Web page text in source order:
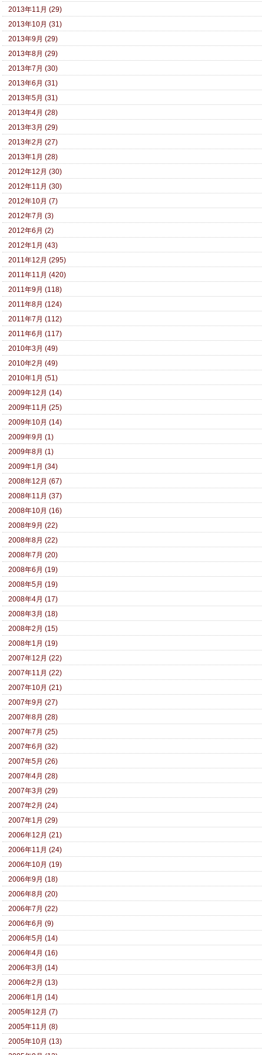
2013年11月 (29)
2013年10月 (31)
2013年9月 (29)
2013年8月 (29)
2013年7月 (30)
2013年6月 (31)
2013年5月 (31)
2013年4月 (28)
2013年3月 (29)
2013年2月 (27)
2013年1月 (28)
2012年12月 (30)
2012年11月 (30)
2012年10月 (7)
2012年7月 (3)
2012年6月 (2)
2012年1月 (43)
2011年12月 (295)
2011年11月 (420)
2011年9月 (118)
2011年8月 (124)
2011年7月 (112)
2011年6月 (117)
2010年3月 (49)
2010年2月 (49)
2010年1月 (51)
2009年12月 (14)
2009年11月 (25)
2009年10月 (14)
2009年9月 (1)
2009年8月 (1)
2009年1月 (34)
2008年12月 (67)
2008年11月 (37)
2008年10月 (16)
2008年9月 (22)
2008年8月 (22)
2008年7月 (20)
2008年6月 (19)
2008年5月 (19)
2008年4月 (17)
2008年3月 (18)
2008年2月 (15)
2008年1月 (19)
2007年12月 (22)
2007年11月 (22)
2007年10月 (21)
2007年9月 (27)
2007年8月 (28)
2007年7月 (25)
2007年6月 (32)
2007年5月 (26)
2007年4月 (28)
2007年3月 (29)
2007年2月 (24)
2007年1月 (29)
2006年12月 (21)
2006年11月 (24)
2006年10月 (19)
2006年9月 (18)
2006年8月 (20)
2006年7月 (22)
2006年6月 (9)
2006年5月 (14)
2006年4月 (16)
2006年3月 (14)
2006年2月 (13)
2006年1月 (14)
2005年12月 (7)
2005年11月 (8)
2005年10月 (13)